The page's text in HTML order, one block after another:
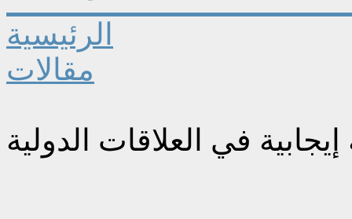
الرئيسية
مقالات
في العلاقات الدولية